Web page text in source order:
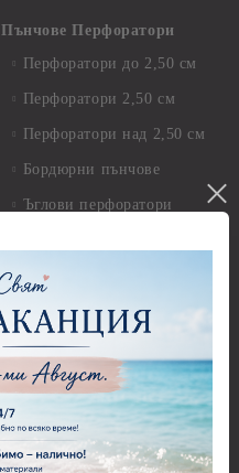
Пънчове Перфоратори
Перфоратори до 2,50 см
Перфоратори 2,50 см
Перфоратори над 2,50 см
Бордюрни пънчове
Ъглови перфоратори
Перфоратори - Сърца и
звезди
Перфоратори - Цветя, листа
и клонки
Перфоратори - Детски
Перфоратори - Животни